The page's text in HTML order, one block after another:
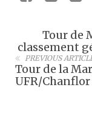
Tour de
classement
PREVIOUS
Tour de la
UFR/